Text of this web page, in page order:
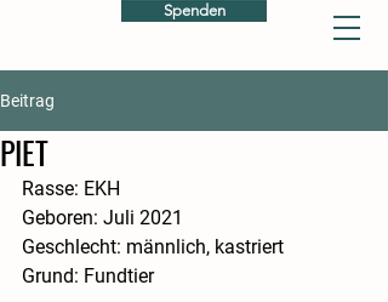
Spenden
Beitrag
PIET
Rasse: EKH
Geboren: Juli 2021
Geschlecht: männlich, kastriert
Grund: Fundtier